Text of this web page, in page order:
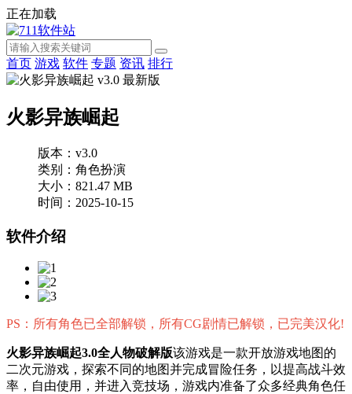
正在加载
首页 游戏 软件 专题 资讯 排行
火影异族崛起
版本：v3.0
类别：角色扮演
大小：821.47 MB
时间：2025-10-15
软件介绍
PS：所有角色已全部解锁，所有CG剧情已解锁，已完美汉化!
火影异族崛起3.0全人物破解版该游戏是一款开放游戏地图的
二次元游戏，探索不同的地图并完成冒险任务，以提高战斗效
率，自由使用，并进入竞技场，游戏内准备了众多经典角色任